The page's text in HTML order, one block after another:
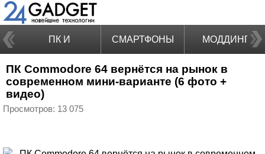
ПК И
НОУТБУКИ
СМАРТФОНЫ МОДДИНГ
ПК Commodore 64 вернётся на рынок в
современном мини-варианте (6 фото +
видео)
Просмотров: 13 075